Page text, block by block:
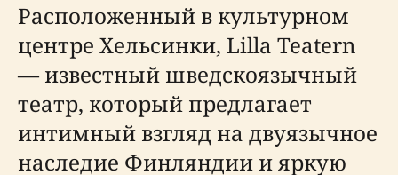
Расположенный в культурном
центре Хельсинки, Lilla Teatern
— известный шведскоязычный
театр, который предлагает
интимный взгляд на двуязычное
наследие Финляндии и яркую